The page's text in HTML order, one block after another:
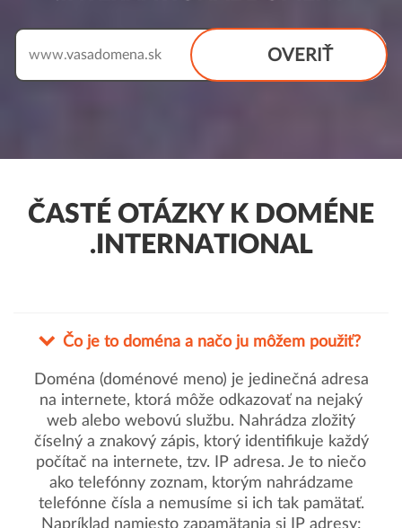
OVERIŤ
www.
ČASTÉ OTÁZKY K DOMÉNE
.INTERNATIONAL
Čo je to doména a načo ju môžem použiť?
Doména (doménové meno) je jedinečná adresa
na internete, ktorá môže odkazovať na nejaký
web alebo webovú službu. Nahrádza zložitý
číselný a znakový zápis, ktorý identifikuje každý
počítač na internete, tzv. IP adresa. Je to niečo
ako telefónny zoznam, ktorým nahrádzame
telefónne čísla a nemusíme si ich tak pamätať.
Napríklad namiesto zapamätania si IP adresy: